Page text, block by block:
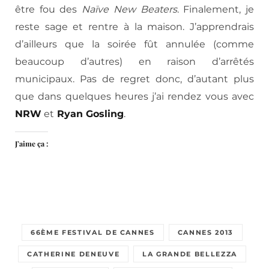
être fou des Naïve New Beaters. Finalement, je
reste sage et rentre à la maison. J’apprendrais
d’ailleurs que la soirée fût annulée (comme
beaucoup d’autres) en raison d’arrêtés
municipaux. Pas de regret donc, d’autant plus
que dans quelques heures j’ai rendez vous avec
NRW et Ryan Gosling.
J’aime ça :
66ÈME FESTIVAL DE CANNES CANNES 2013
CATHERINE DENEUVE LA GRANDE BELLEZZA